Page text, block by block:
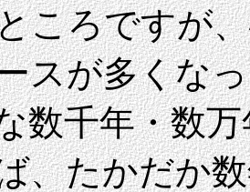
ころですが
スが多くな
数千年・数
、たかだか